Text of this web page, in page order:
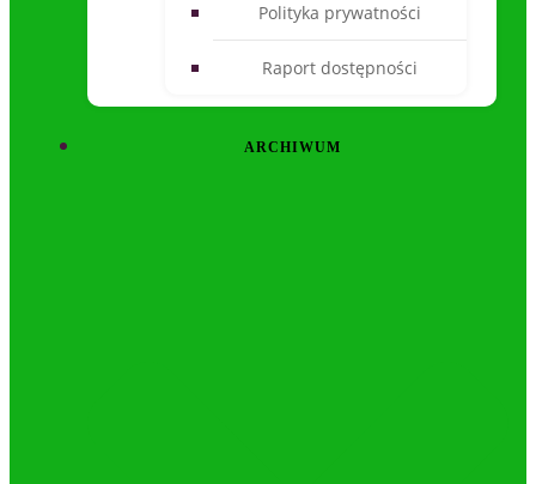
Polityka prywatności
Raport dostępności
ARCHIWUM